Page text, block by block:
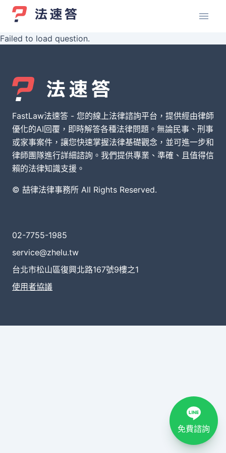
Failed to load question.
FastLaw法速答 - 您的線上法律諮詢平台，提供經由律師
優化的AI回覆，即時解答各種法律問題。無論民事、刑事
或家事案件，讓您快速掌握法律基礎觀念，並可進一步和
律師團隊進行詳細諮詢。我們提供專業、準確、且值得信
賴的法律知識支援。
© 喆律法律事務所 All Rights Reserved.
02-7755-1985
service@zhelu.tw
台北市松山區復興北路167號9樓之1
使用者協議
免費諮詢